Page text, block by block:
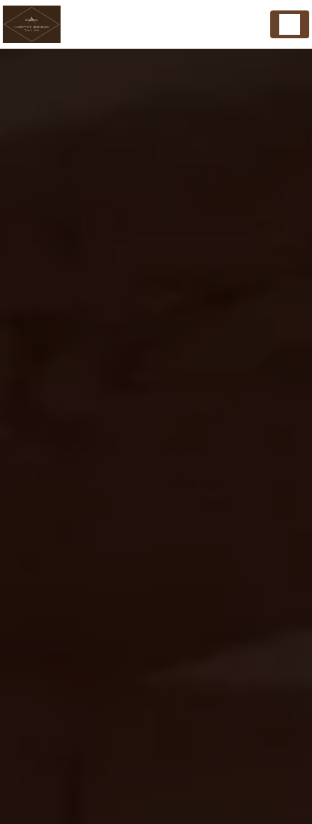
Panneau de gestion des cookies